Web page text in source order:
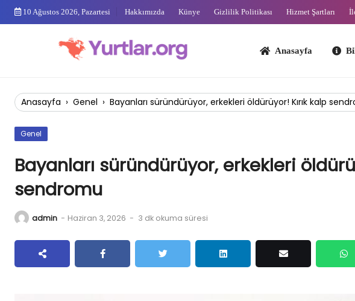
Skip
10 Ağustos 2026, Pazartesi Hakkımızda Künye Gizlilik Politikası Hizmet Şartları
Anasayfa
Anasayfa › Genel › Bayanları süründürüyor, erkekleri öldürüyor! Kırık kalp
Genel
Bayanları süründürüyor, erkekleri
sendromu
admin - Haziran 3, 2026 - 3 dk okuma süresi